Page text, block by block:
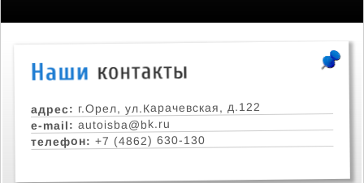
адрес: г.Орел, ул.Карачевская, д.122
e-mail: autoisba@bk.ru
телефон: +7 (4862) 630-130